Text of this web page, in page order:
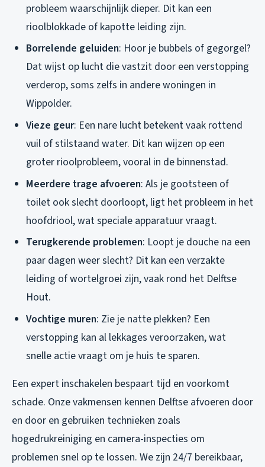
probleem waarschijnlijk dieper. Dit kan een
rioolblokkade of kapotte leiding zijn.
Borrelende geluiden: Hoor je bubbels of gegorgel?
Dat wijst op lucht die vastzit door een verstopping
verderop, soms zelfs in andere woningen in
Wippolder.
Vieze geur: Een nare lucht betekent vaak rottend
vuil of stilstaand water. Dit kan wijzen op een
groter rioolprobleem, vooral in de binnenstad.
Meerdere trage afvoeren: Als je gootsteen of
toilet ook slecht doorloopt, ligt het probleem in het
hoofdriool, wat speciale apparatuur vraagt.
Terugkerende problemen: Loopt je douche na een
paar dagen weer slecht? Dit kan een verzakte
leiding of wortelgroei zijn, vaak rond het Delftse
Hout.
Vochtige muren: Zie je natte plekken? Een
verstopping kan al lekkages veroorzaken, wat
snelle actie vraagt om je huis te sparen.
Een expert inschakelen bespaart tijd en voorkomt
schade. Onze vakmensen kennen Delftse afvoeren door
en door en gebruiken technieken zoals
hogedrukreiniging en camera-inspecties om
problemen snel op te lossen. We zijn 24/7 bereikbaar,